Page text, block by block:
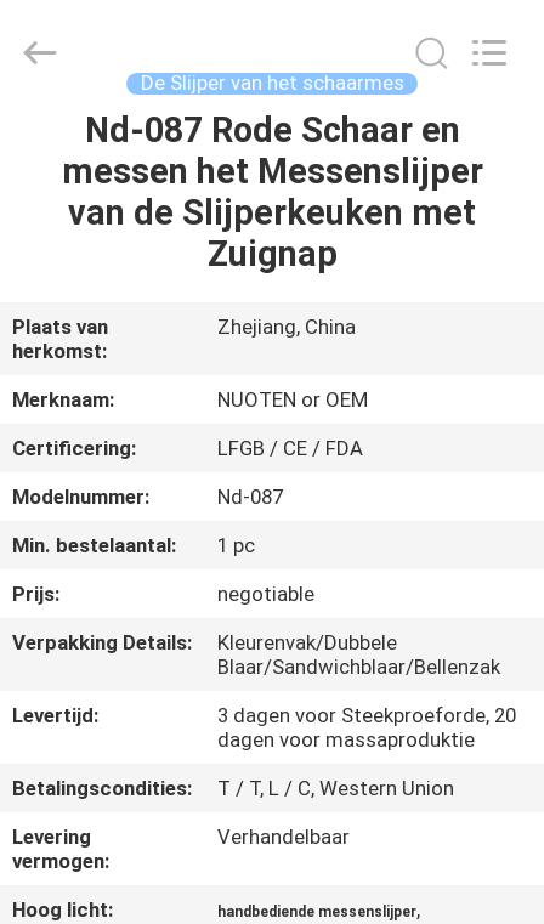
PRODUCTEN
OVER
ONS
FABRIEKSTOUR
KWALITEITSCONTROLE
NEEM
MET
OP
NIEUWS
Electric
Appliance
De Slijper van het schaarmes
Nd-087 Rode Schaar en
messen het Messenslijper
van de Slijperkeuken met
Zuignap
Plaats van
herkomst:
Zhejiang, China
Merknaam:
NUOTEN or OEM
Certificering:
LFGB / CE / FDA
Modelnummer:
Nd-087
Min. bestelaantal:
1 pc
Prijs:
negotiable
Verpakking Details:
Kleurenvak/Dubbele
Blaar/Sandwichblaar/Bellenzak
Levertijd:
3 dagen voor Steekproeforde, 20
dagen voor massaproduktie
Betalingscondities:
T / T, L / C, Western Union
Levering
vermogen:
Verhandelbaar
Hoog licht: handbediende messenslijper,